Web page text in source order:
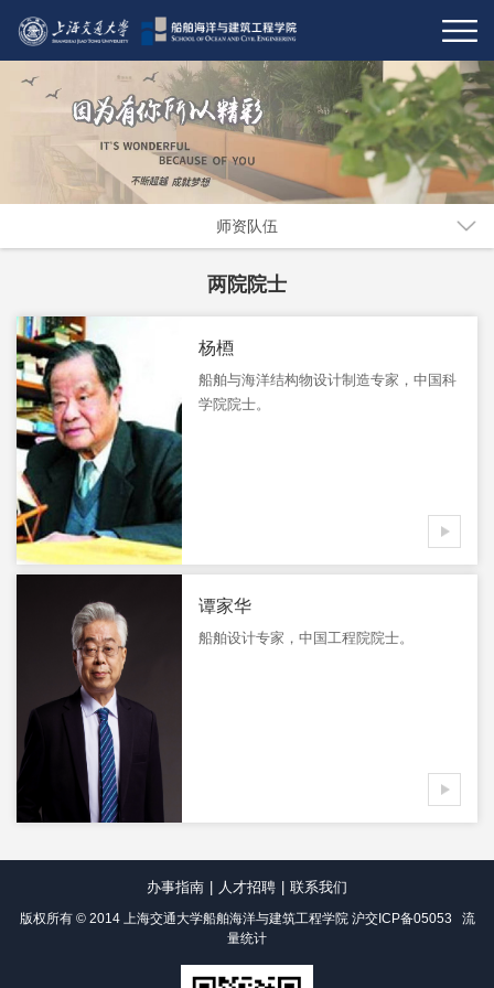
师资队伍
两院院士
杨槱
船舶与海洋结构物设计制造专家，中国科
学院院士。
查
看
谭家华
船舶设计专家，中国工程院院士。
查
多
办事指南 人才招聘 联系我们
版权所有 © 2014 上海交通大学船舶海洋与建筑工程学院 沪交ICP备05053
流
量统计